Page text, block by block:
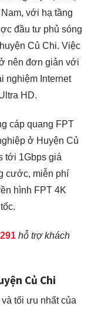
với hạ tầng
đầu tư phủ sóng
Củ Chi. Việc
nên đơn giản với
nghiệm Internet
HD.
cáp quang FPT
ở Huyện Củ
tới 1Gbps giá
cước, miễn phí
hình FPT 4K
hỗ trợ khách
Củ Chi
tối ưu nhất của